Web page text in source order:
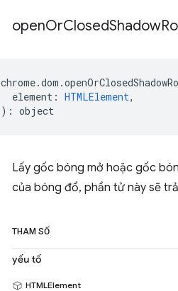
openOrClosedShadow
chrome.dom .
element : HTMLElement,
) : object
Lấy gốc bóng mở hoặc gốc
của bóng đổ, phần tử này sẽ
THAM SỐ
yếu tố
HTMLElement